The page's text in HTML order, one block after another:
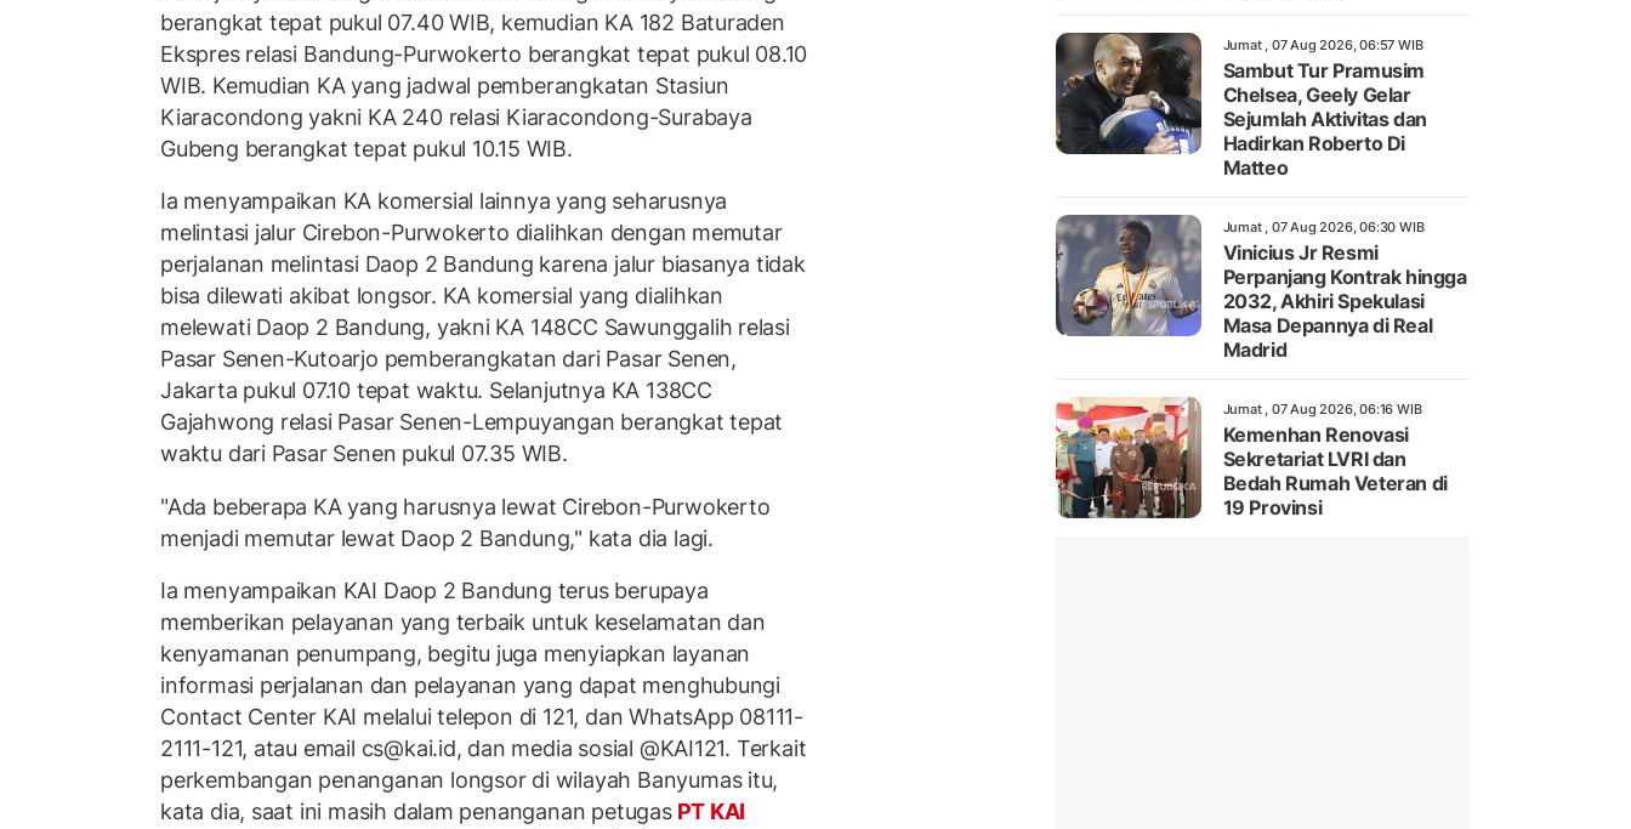
berangkat tepat pukul 07.40 WIB, kemudian KA 182 Baturaden
Ekspres relasi Bandung-Purwokerto berangkat tepat pukul 08.10
WIB. Kemudian KA yang jadwal pemberangkatan Stasiun
Kiaracondong yakni KA 240 relasi Kiaracondong-Surabaya
Gubeng berangkat tepat pukul 10.15 WIB.
Ia menyampaikan KA komersial lainnya yang seharusnya
melintasi jalur Cirebon-Purwokerto dialihkan dengan memutar
perjalanan melintasi Daop 2 Bandung karena jalur biasanya tidak
bisa dilewati akibat longsor. KA komersial yang dialihkan
melewati Daop 2 Bandung, yakni KA 148CC Sawunggalih relasi
Pasar Senen-Kutoarjo pemberangkatan dari Pasar Senen,
Jakarta pukul 07.10 tepat waktu. Selanjutnya KA 138CC
Gajahwong relasi Pasar Senen-Lempuyangan berangkat tepat
waktu dari Pasar Senen pukul 07.35 WIB.
"Ada beberapa KA yang harusnya lewat Cirebon-Purwokerto
menjadi memutar lewat Daop 2 Bandung," kata dia lagi.
Ia menyampaikan KAI Daop 2 Bandung terus berupaya
memberikan pelayanan yang terbaik untuk keselamatan dan
kenyamanan penumpang, begitu juga menyiapkan layanan
informasi perjalanan dan pelayanan yang dapat menghubungi
Contact Center KAI melalui telepon di 121, dan WhatsApp 08111-
2111-121, atau email cs@kai.id, dan media sosial @KAI121. Terkait
perkembangan penanganan longsor di wilayah Banyumas itu,
kata dia, saat ini masih dalam penanganan petugasPT KAI
Jumat , 07 Aug 2026, 06:57 WIB
Sambut Tur Pramusim
Chelsea, Geely Gelar
Sejumlah Aktivitas dan
Hadirkan Roberto Di
Matteo
Jumat , 07 Aug 2026, 06:30 WIB
Vinicius Jr Resmi
Perpanjang Kontrak hingga
2032, Akhiri Spekulasi
Masa Depannya di Real
Madrid
Jumat , 07 Aug 2026, 06:16 WIB
Kemenhan Renovasi
Sekretariat LVRI dan
Bedah Rumah Veteran di
19 Provinsi